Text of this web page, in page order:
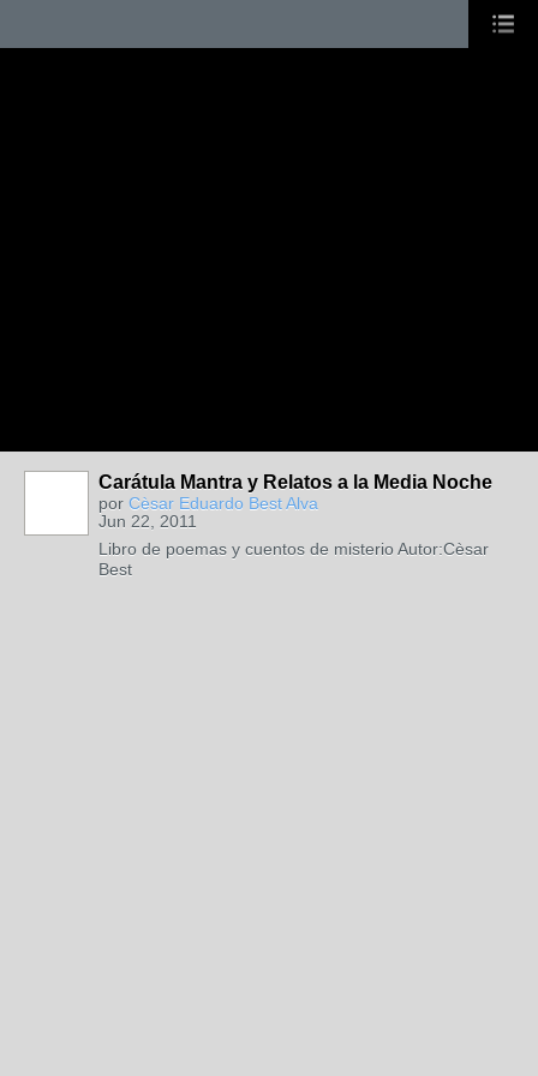
Carátula Mantra y Relatos a la Media Noche
por Cèsar Eduardo Best Alva
Jun 22, 2011
Libro de poemas y cuentos de misterio Autor:Cèsar
Best